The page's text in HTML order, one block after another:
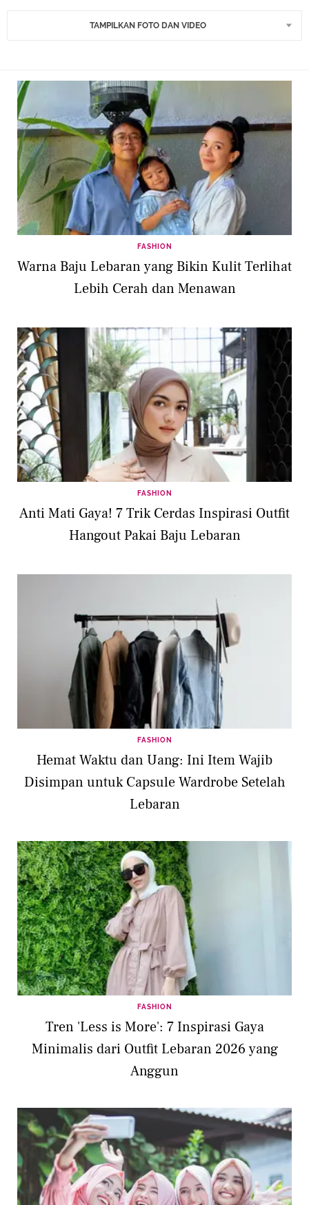
TAMPILKAN FOTO DAN VIDEO
FASHION
Warna Baju Lebaran yang Bikin Kulit Terlihat
Lebih Cerah dan Menawan
FASHION
Anti Mati Gaya! 7 Trik Cerdas Inspirasi Outfit
Hangout Pakai Baju Lebaran
FASHION
Hemat Waktu dan Uang: Ini Item Wajib
Disimpan untuk Capsule Wardrobe Setelah
Lebaran
FASHION
Tren 'Less is More': 7 Inspirasi Gaya
Minimalis dari Outfit Lebaran 2026 yang
Anggun